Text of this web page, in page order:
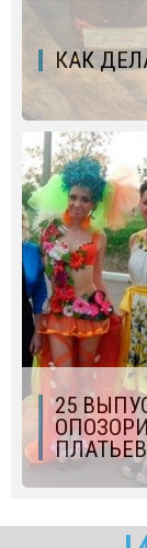
КАК
25
ПЛАТЬЕВ